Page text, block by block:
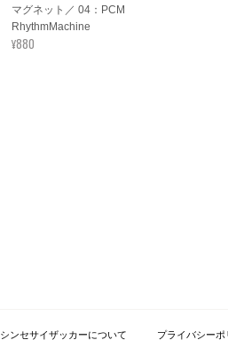
マグネット／ 04：PCM
RhythmMachine
¥880
シンセサイザッカーについて プライバシーポ